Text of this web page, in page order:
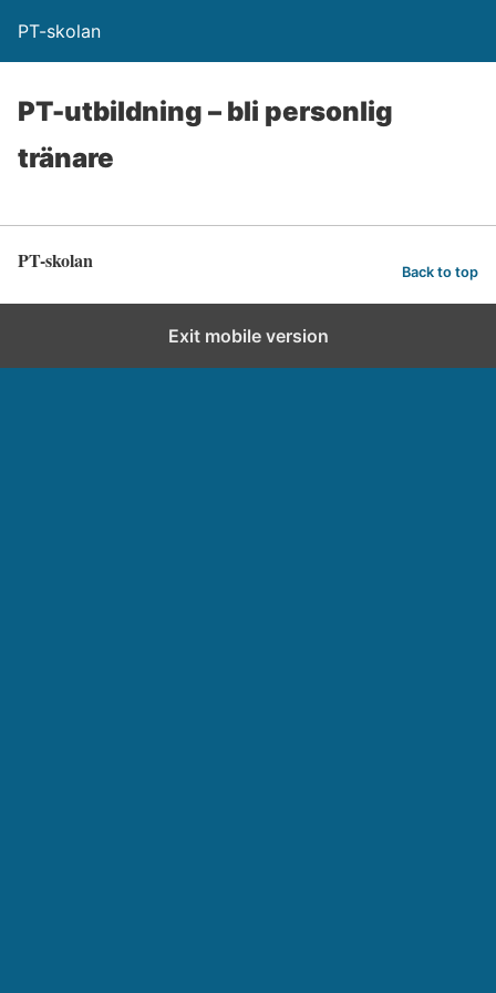
PT-skolan
PT-utbildning – bli personlig
tränare
PT-skolan Back to top
Exit mobile version